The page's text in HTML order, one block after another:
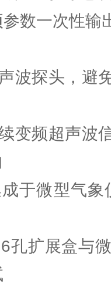
数一次性输
波探头，避
变频超声波
于微型气象
孔扩展盒与